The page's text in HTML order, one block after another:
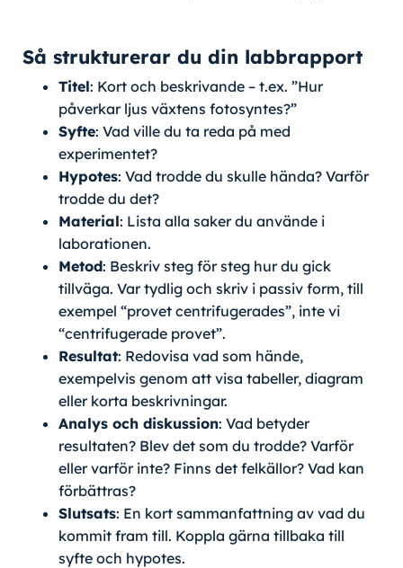
Så strukturerar du din labbrapport
Titel: Kort och beskrivande – t.ex. ”Hur
påverkar ljus växtens fotosyntes?”
Syfte: Vad ville du ta reda på med
experimentet?
Hypotes: Vad trodde du skulle hända? Varför
trodde du det?
Material: Lista alla saker du använde i
laborationen.
Metod: Beskriv steg för steg hur du gick
tillväga. Var tydlig och skriv i passiv form, till
exempel “provet centrifugerades”, inte vi
“centrifugerade provet”.
Resultat: Redovisa vad som hände,
exempelvis genom att visa tabeller, diagram
eller korta beskrivningar.
Analys och diskussion: Vad betyder
resultaten? Blev det som du trodde? Varför
eller varför inte? Finns det felkällor? Vad kan
förbättras?
Slutsats: En kort sammanfattning av vad du
kommit fram till. Koppla gärna tillbaka till
syfte och hypotes.